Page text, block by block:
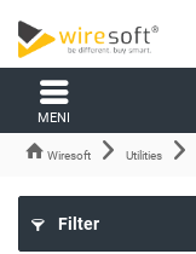
MENI
Wiresoft Utilities
Filter